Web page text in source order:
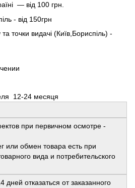
— від 100 грн.
- від 150грн
точки видачі (Київ,Бориспіль) -
12-24 месяця
при первичном осмотре -
или обмен товара есть при
вида и потребительского
отказаться от заказанного